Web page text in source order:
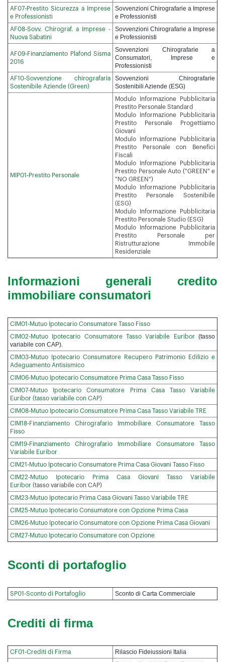
AF07-Prestito Sicurezza a Imprese
e Professionisti
Sovvenzioni Chirografarie a Imprese
e Professionisti
AF08-Sovv. Chirograf. a Imprese -
Nuova Sabatini
Sovvenzioni Chirografarie a Imprese
e Professionisti
AF09-Finanziamento Plafond Sisma
2016
Sovvenzioni Chirografarie a
Consumatori, Imprese e
Professionisti
AF10-Sovvenzione chirografaria
Sostenibile Aziende (Green)
Sovvenzioni Chirografarie
Sostenibili Aziende (ESG)
MIP01-Prestito Personale
Modulo Informazione Pubblicitaria
Prestito Personale Standard
Modulo Informazione Pubblicitaria
Prestito Personale Progettiamo
Giovani
Modulo Informazione Pubblicitaria
Prestito Personale con Benefici
Fiscali
Modulo Informazione Pubblicitaria
Prestito Personale Auto ("GREEN" e
"NO GREEN")
Modulo Informazione Pubblicitaria
Prestito Personale Sostenibile
(ESG)
Modulo Informazione Pubblicitaria
Prestito Personale Studio (ESG)
Modulo Informazione Pubblicitaria
Prestito Personale per
Ristrutturazione Immobile
Residenziale
Informazioni generali credito
immobiliare consumatori
CIM01-Mutuo Ipotecario Consumatore Tasso Fisso
CIM02-Mutuo Ipotecario Consumatore Tasso Variabile Euribor
(tasso
variabile con CAP).
CIM03-Mutuo Ipotecario Consumatore Recupero Patrimonio Edilizio e
Adeguamento Antisismico
CIM06-Mutuo Ipotecario Consumatore Prima Casa Tasso Fisso
CIM07-Mutuo Ipotecario Consumatore Prima Casa Tasso Variabile
Euribor (tasso variabile con CAP)
CIM08-Mutuo Ipotecario Consumatore Prima Casa Tasso Variabile TRE
CIM18-Finanziamento Chirografario Immobiliare Consumatore Tasso
Fisso
CIM19-Finanziamento Chirografario Immobiliare Consumatore Tasso
Variabile Euribor
CIM21-Mutuo Ipotecario Consumatore Prima Casa Giovani Tasso Fisso
CIM22-Mutuo Ipotecario Prima Casa Giovani Tasso Variabile
Euribor (tasso variabile con CAP)
CIM23-Mutuo Ipotecario Prima Casa Giovani Tasso Variabile TRE
CIM25-Mutuo Ipotecario Consumatore con Opzione Prima Casa
CIM26-Mutuo Ipotecario Consumatore con Opzione Prima Casa Giovani
CIM27-Mutuo Ipotecario Consumatore con Opzione
Sconti di portafoglio
SP01-Sconto di Portafoglio Sconto di Carta Commerciale
Crediti di firma
CF01-Crediti di Firma Rilascio Fideiussioni Italia